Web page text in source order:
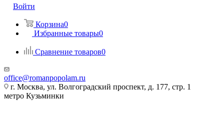
Войти
Корзина0
Избранные товары0
Сравнение товаров0
office@romanpopolam.ru
г. Москва, ул. Волгоградский проспект, д. 177, стр. 1
метро Кузьминки